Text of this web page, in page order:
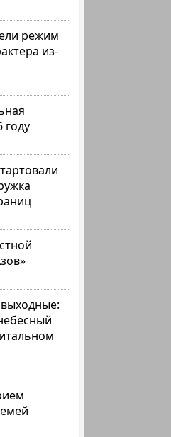
режим
из-
году